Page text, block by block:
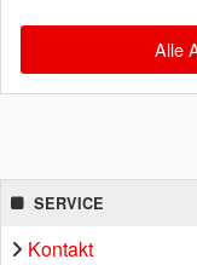
Alle
SERVICE
Kontakt